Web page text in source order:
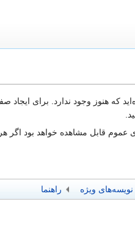
که هنوز وجود ندارد. برای
قابل مشاهده خواهد بود اگر هر
نویسه‌های ویژه راهنما